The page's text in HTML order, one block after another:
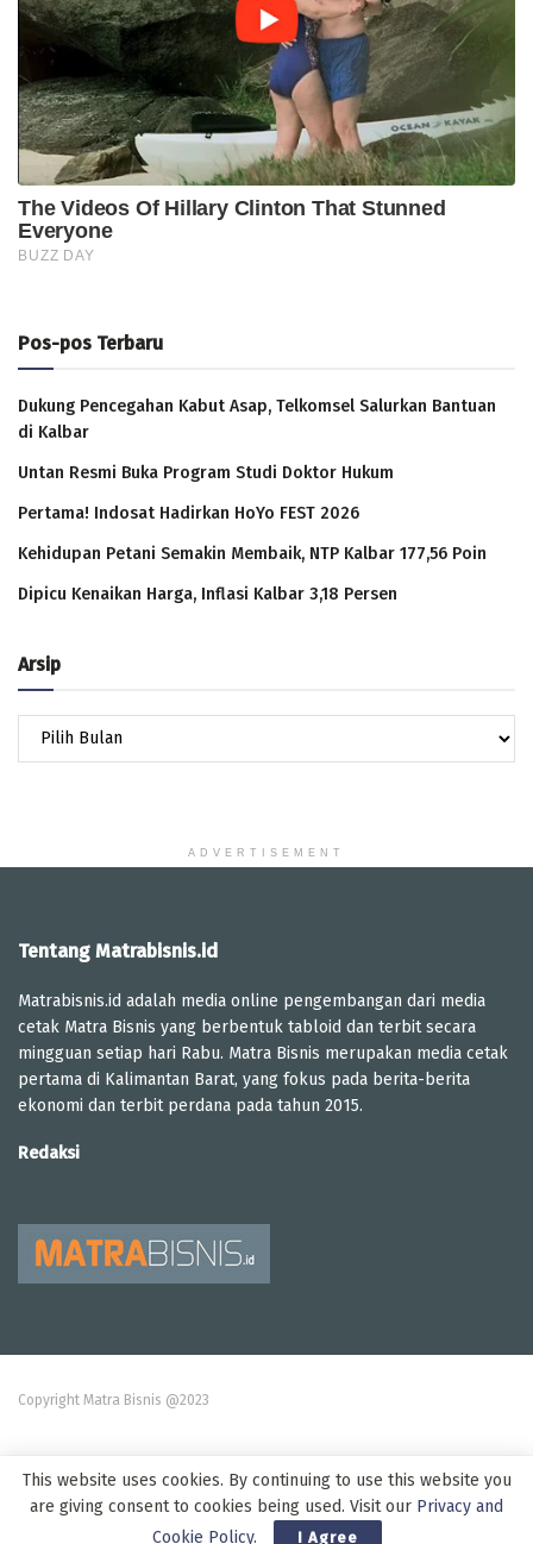
Pos-pos Terbaru
Dukung Pencegahan Kabut Asap, Telkomsel Salurkan Bantuan
di Kalbar
Untan Resmi Buka Program Studi Doktor Hukum
Pertama! Indosat Hadirkan HoYo FEST 2026
Kehidupan Petani Semakin Membaik, NTP Kalbar 177,56 Poin
Dipicu Kenaikan Harga, Inflasi Kalbar 3,18 Persen
Arsip
Arsip
ADVERTISEMENT
Tentang Matrabisnis.id
Matrabisnis.id adalah media online pengembangan dari media
cetak Matra Bisnis yang berbentuk tabloid dan terbit secara
mingguan setiap hari Rabu. Matra Bisnis merupakan media cetak
pertama di Kalimantan Barat, yang fokus pada berita-berita
ekonomi dan terbit perdana pada tahun 2015.
Redaksi
Copyright Matra Bisnis @2023
This website uses cookies. By continuing to use this website you
are giving consent to cookies being used. Visit our Privacy and
Cookie Policy. I Agree